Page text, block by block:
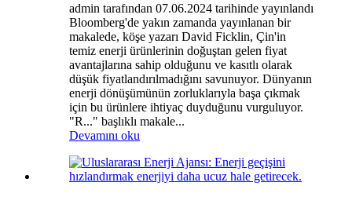
admin tarafından 07.06.2024 tarihinde yayınlandı
Bloomberg'de yakın zamanda yayınlanan bir
makalede, köşe yazarı David Ficklin, Çin'in
temiz enerji ürünlerinin doğuştan gelen fiyat
avantajlarına sahip olduğunu ve kasıtlı olarak
düşük fiyatlandırılmadığını savunuyor. Dünyanın
enerji dönüşümünün zorluklarıyla başa çıkmak
için bu ürünlere ihtiyaç duyduğunu vurguluyor.
"R..." başlıklı makale...
Devamını oku